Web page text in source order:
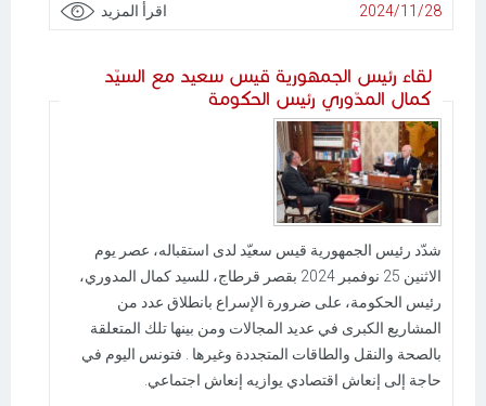
2024/11/28 اقرأ المزيد
لقاء رئيس الجمهورية قيس سعيد مع السيّد
كمال المدّوري رئيس الحكومة
شدّد رئيس الجمهورية قيس سعيّد لدى استقباله، عصر يوم
الاثنين 25 نوفمبر 2024 بقصر قرطاج، للسيد كمال المدوري،
رئيس الحكومة، على ضرورة الإسراع بانطلاق عدد من
المشاريع الكبرى في عديد المجالات ومن بينها تلك المتعلقة
بالصحة والنقل والطاقات المتجددة وغيرها . فتونس اليوم في
حاجة إلى إنعاش اقتصادي يوازيه إنعاش اجتماعي.